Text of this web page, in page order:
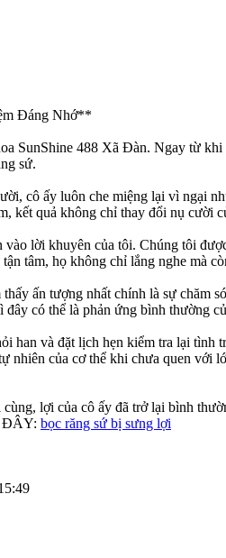
Đáng Nhớ**
SunShine 488 Xã Đàn. Ngay từ
sứ.
cô ấy luôn che miệng lại vì ngại
kết quả không chỉ thay đổi nụ cười
lời khuyên của tôi. Chúng tôi
tâm, họ không chỉ lắng nghe
ấn tượng nhất chính là sự chăm
có thể là phản ứng bình thường
han và đặt lịch hẹn kiểm tra lại
nhiên của cơ thể khi chưa quen
lợi của cô ấy đã trở lại bình
ĐÂY: bọc răng sứ bị sưng lợi